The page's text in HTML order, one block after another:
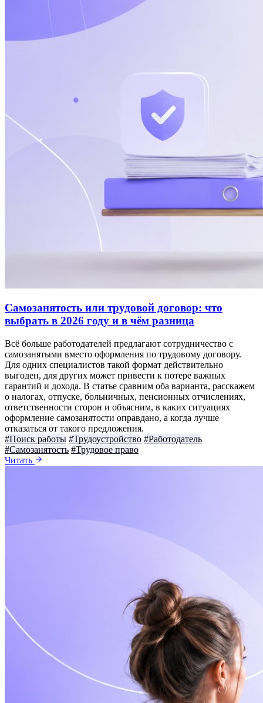
Самозанятость или трудовой договор: что
выбрать в 2026 году и в чём разница
Всё больше работодателей предлагают сотрудничество с
самозанятыми вместо оформления по трудовому договору.
Для одних специалистов такой формат действительно
выгоден, для других может привести к потере важных
гарантий и дохода. В статье сравним оба варианта, расскажем
о налогах, отпуске, больничных, пенсионных отчислениях,
ответственности сторон и объясним, в каких ситуациях
оформление самозанятости оправдано, а когда лучше
отказаться от такого предложения.
#Поиск работы #Трудоустройство #Работодатель
#Самозанятость #Трудовое право
Читать